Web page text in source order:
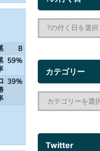
カテゴリー
Twitter